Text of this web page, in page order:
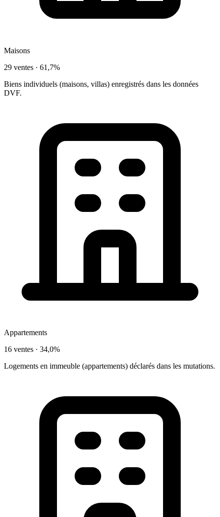
Maisons
29 ventes · 61,7%
Biens individuels (maisons, villas) enregistrés dans les données
DVF.
Appartements
16 ventes · 34,0%
Logements en immeuble (appartements) déclarés dans les mutations.